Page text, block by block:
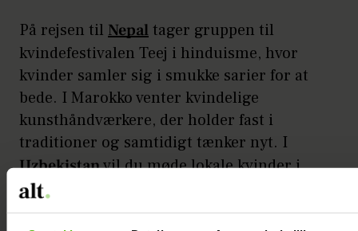
På rejsen til Nepal tager gruppen til
kvindefestivalen Teej i hinduisme, hvor
kvinder samler sig i smukke sarier for at
bede. I Marokko venter kvindelige
kunsthåndværkere, der holder fast i
traditioner og samtidigt tænker nyt. I
Uzbekistanvil du møde lokale kvinder i
små landsbyer, der fortæller om
ceremonier ved fødsel og bryllup. I